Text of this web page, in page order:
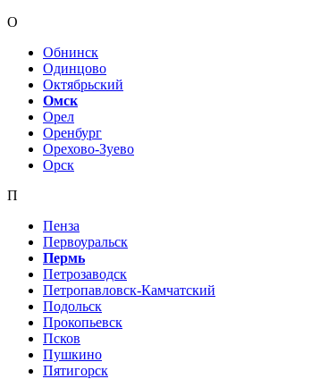
О
Обнинск
Одинцово
Октябрьский
Омск
Орел
Оренбург
Орехово-Зуево
Орск
П
Пенза
Первоуральск
Пермь
Петрозаводск
Петропавловск-Камчатский
Подольск
Прокопьевск
Псков
Пушкино
Пятигорск